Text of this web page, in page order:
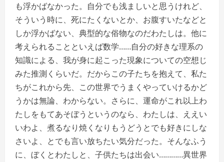
も浮かばなかった。自分でも浅ましいと思うけれど、
そういう時に、死にたくないとか、お腹すいたなどと
しか浮かばない、典型的な俗物なのだわたしは。他に
考えられることといえば数学……自分の好きな理系の
知識による、我が身に起こった現象についての空想じ
みた推測くらいだ。だからこの子たちを抱えて、私た
ちがこれから先、この世界でうまくやっていけるかど
うかは無論、わからない。さらに、運命がこれ以上わ
たしをもてあそぼうというのなら、わたしは、ええい
いわよ、煮るなり焼くなりもうどうとでも好きにしな
さいよ、とでも言い放ちたい気分だった。そんなふう
に、ぼくとわたしと、子供たちは出会い…………異世界